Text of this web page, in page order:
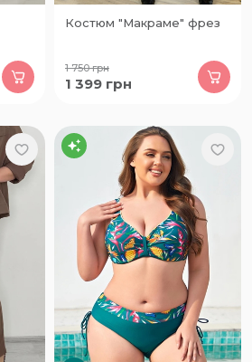
Костюм "Макраме" фрез
1 750грн
1 399 грн